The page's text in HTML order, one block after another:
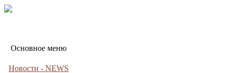
Основное меню
Новости - NEWS